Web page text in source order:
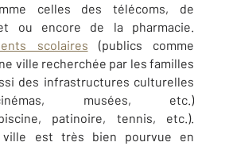
celles des télécoms, de
ou encore de la pharmacie.
scolaires (publics comme
ville recherchée par les familles
des infrastructures culturelles
musées, etc.)
patinoire, tennis, etc.).
est très bien pourvue en